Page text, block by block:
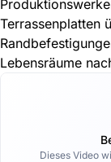
Terrassenplatten
Lebensräume
Dieses Video